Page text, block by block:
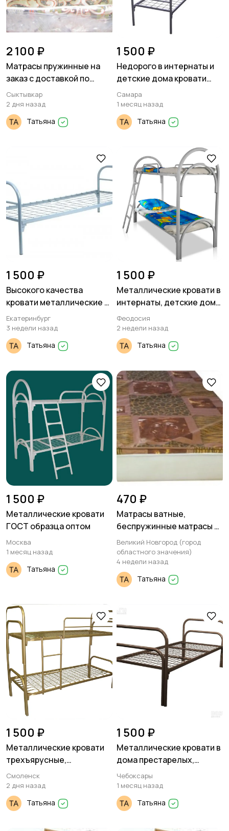
2 100 ₽
Матрасы пружинные на
заказ с доставкой по
стране
Сыктывкар
2 дня назад
Татьяна
1 500 ₽
Недорого в интернаты и
детские дома кровати
металлические
Самара
1 месяц назад
Татьяна
1 500 ₽
Высокого качества
кровати металлические с
доставкой по стране
Екатеринбург
3 недели назад
Татьяна
1 500 ₽
Металлические кровати в
интернаты, детские дома
и оздоровительные
лагеря
Феодосия
2 недели назад
Татьяна
1 500 ₽
Металлические кровати
ГОСТ образца оптом
Москва
1 месяц назад
Татьяна
470 ₽
Матрасы ватные,
беспружинные матрасы и
с шариками ППУ
Великий Новгород (город
областного значения)
4 недели назад
Татьяна
1 500 ₽
Металлические кровати
трехъярусные,
двухъярусные,
одноярусные
Смоленск
2 дня назад
Татьяна
1 500 ₽
Металлические кровати в
дома престарелых,
госпитали, больницы
Чебоксары
1 месяц назад
Татьяна